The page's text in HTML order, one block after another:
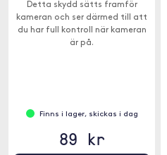
Detta skydd sätts framför
kameran och ser därmed till att
du har full kontroll när kameran
är på.
Finns i lager, skickas i dag
89 kr